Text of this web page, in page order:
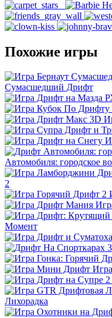
Похожие игры
Сумасшедший Дрифт
Автомобиля: городское
2
Момент
Лихорадка